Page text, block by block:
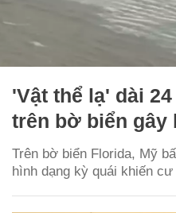
'Vật thể lạ' dài
trên bờ biển gây
Trên bờ biển Florida, Mỹ
hình dạng kỳ quái khiến